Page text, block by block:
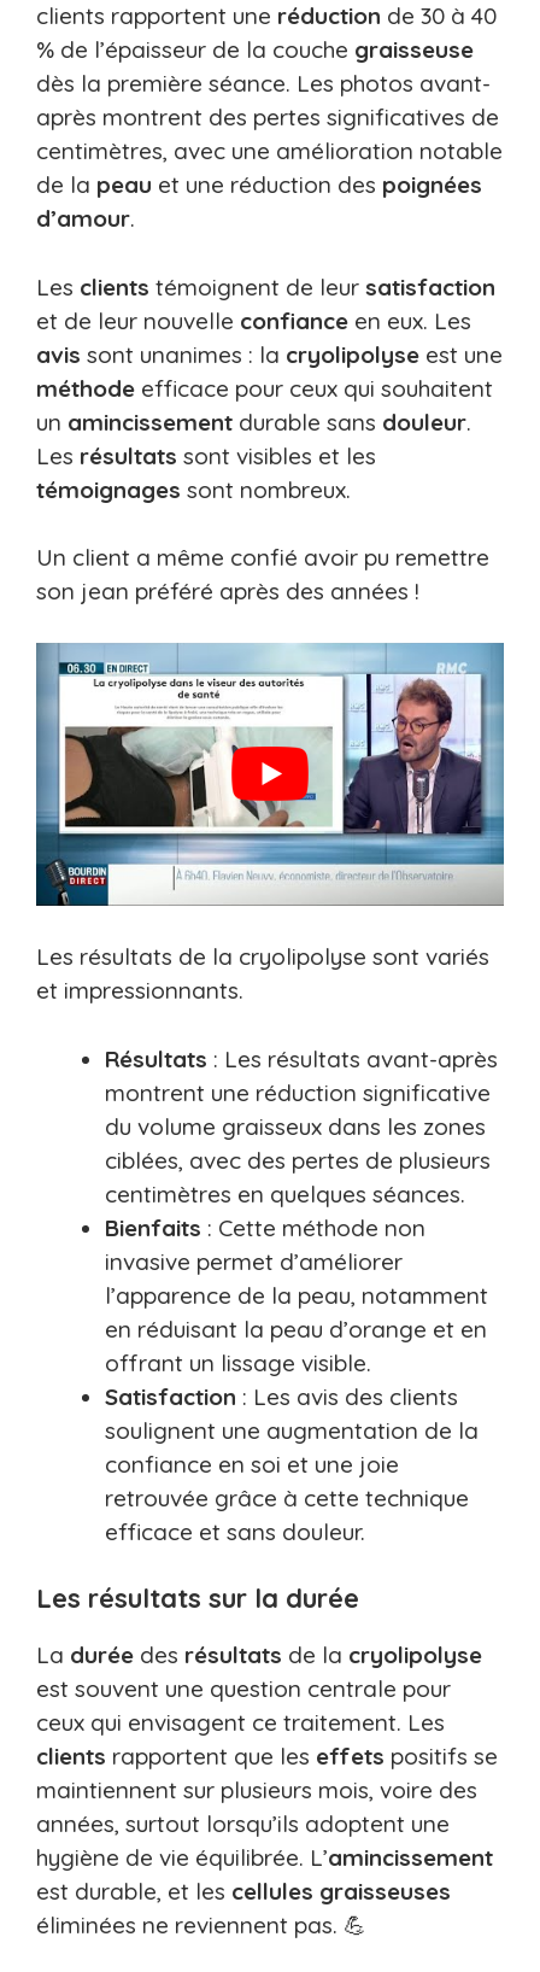
clients rapportent une réduction de 30 à 40
% de l’épaisseur de la couche graisseuse
dès la première séance. Les photos avant-
après montrent des pertes significatives de
centimètres, avec une amélioration notable
de la peau et une réduction des poignées
d’amour.
Les clients témoignent de leur satisfaction
et de leur nouvelle confiance en eux. Les
avis sont unanimes : la cryolipolyse est une
méthode efficace pour ceux qui souhaitent
un amincissement durable sans douleur.
Les résultats sont visibles et les
témoignages sont nombreux.
Un client a même confié avoir pu remettre
son jean préféré après des années !
Les résultats de la cryolipolyse sont variés
et impressionnants.
Résultats : Les résultats avant-après
montrent une réduction significative
du volume graisseux dans les zones
ciblées, avec des pertes de plusieurs
centimètres en quelques séances.
Bienfaits : Cette méthode non
invasive permet d’améliorer
l’apparence de la peau, notamment
en réduisant la peau d’orange et en
offrant un lissage visible.
Satisfaction : Les avis des clients
soulignent une augmentation de la
confiance en soi et une joie
retrouvée grâce à cette technique
efficace et sans douleur.
Les résultats sur la durée
La durée des résultats de la cryolipolyse
est souvent une question centrale pour
ceux qui envisagent ce traitement. Les
clients rapportent que les effets positifs se
maintiennent sur plusieurs mois, voire des
années, surtout lorsqu’ils adoptent une
hygiène de vie équilibrée. L’amincissement
est durable, et les cellules graisseuses
éliminées ne reviennent pas. 💪